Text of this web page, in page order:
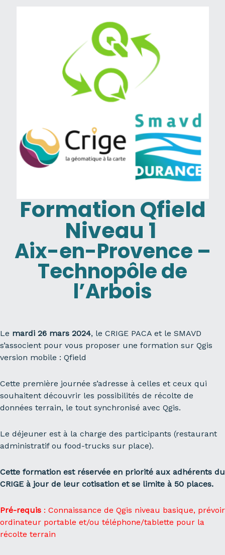
Formation Qfield
Niveau 1
Aix-en-Provence –
Technopôle de
l’Arbois
Le mardi 26 mars 2024, le CRIGE PACA et le SMAVD
s’associent pour vous proposer une formation sur Qgis
version mobile : Qfield
Cette première journée s’adresse à celles et ceux qui
souhaitent découvrir les possibilités de récolte de
données terrain, le tout synchronisé avec Qgis.
Le déjeuner est à la charge des participants (restaurant
administratif ou food-trucks sur place).
Cette formation est réservée en priorité aux adhérents du
CRIGE à jour de leur cotisation et se limite à 50 places.
Pré-requis : Connaissance de Qgis niveau basique, prévoir
ordinateur portable et/ou téléphone/tablette pour la
récolte terrain